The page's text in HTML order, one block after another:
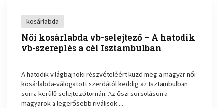
kosárlabda
Női kosárlabda vb-selejtező – A hatodik
vb-szereplés a cél Isztambulban
A hatodik világbajnoki részvételéért küzd meg a magyar női
kosárlabda-válogatott szerdától keddig az Isztambulban
sorra kerülő selejtezőtornán. Az őszi sorsoláson a
magyarok a legerősebb riválisok ...